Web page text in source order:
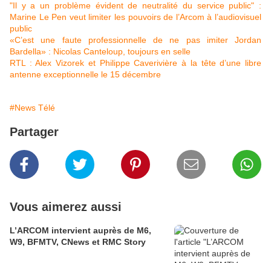
"Il y a un problème évident de neutralité du service public" :
Marine Le Pen veut limiter les pouvoirs de l’Arcom à l’audiovisuel
public
«C’est une faute professionnelle de ne pas imiter Jordan
Bardella» : Nicolas Canteloup, toujours en selle
RTL : Alex Vizorek et Philippe Caverivière à la tête d’une libre
antenne exceptionnelle le 15 décembre
#News Télé
Partager
Vous aimerez aussi
L’ARCOM intervient auprès de M6,
W9, BFMTV, CNews et RMC Story